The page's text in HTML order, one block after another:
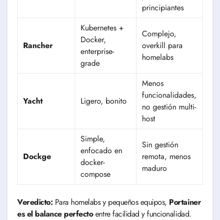
principiantes
Rancher
Kubernetes +
Docker,
enterprise-
grade
Complejo,
overkill para
homelabs
Yacht Ligero, bonito
Menos
funcionalidades,
no gestión multi-
host
Dockge
Simple,
enfocado en
docker-
compose
Sin gestión
remota, menos
maduro
Veredicto: Para homelabs y pequeños equipos, Portainer
es el balance perfectoentre facilidad y funcionalidad.